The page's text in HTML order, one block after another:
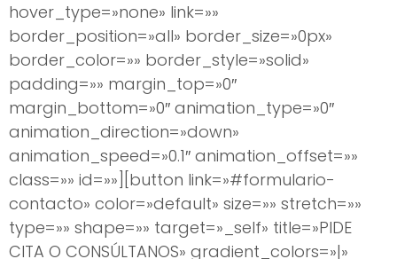
hover_type=»none» link=»»
border_position=»all» border_size=»0px»
border_color=»» border_style=»solid»
padding=»» margin_top=»0″
margin_bottom=»0″ animation_type=»0″
animation_direction=»down»
animation_speed=»0.1″ animation_offset=»»
class=»» id=»»][button link=»#formulario-
contacto» color=»default» size=»» stretch=»»
type=»» shape=»» target=»_self» title=»PIDE
CITA O CONSÚLTANOS» gradient_colors=»|»